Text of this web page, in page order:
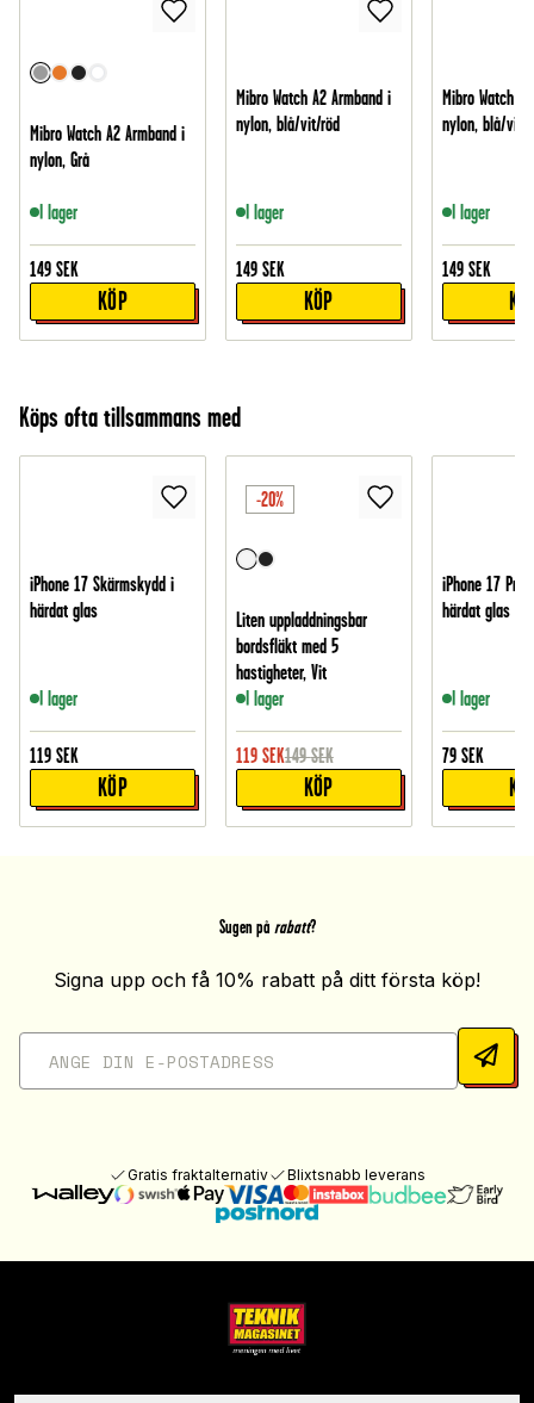
Mibro Watch A2 Armband i
nylon, Grå
I lager
149 SEK
KÖP
Mibro Watch A2 Armband i
nylon, blå/vit/röd
I lager
149 SEK
KÖP
Mibro Watch
nylon, blå/vit
I lager
149 SEK
Köps ofta tillsammans med
iPhone 17 Skärmskydd i
härdat glas
I lager
119 SEK
KÖP
-20%
Liten uppladdningsbar
bordsfläkt med 5
hastigheter, Vit
I lager
119 SEK149 SEK
KÖP
iPhone 17 Pro
härdat glas
I lager
79 SEK
Sugen på rabatt?
Signa upp och få 10% rabatt på ditt första köp!
Gratis fraktalternativ Blixtsnabb leverans